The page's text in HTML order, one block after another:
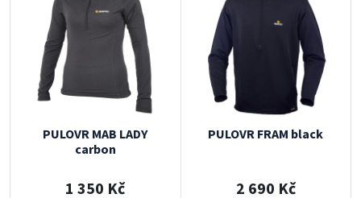
PULOVR MAB LADY
carbon
1 350 Kč
PULOVR FRAM black
2 690 Kč